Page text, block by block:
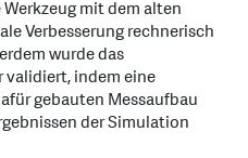
mit dem alten
Verbesserung rechnerisch
wurde das
indem eine
gebauten Messaufbau
der Simulation